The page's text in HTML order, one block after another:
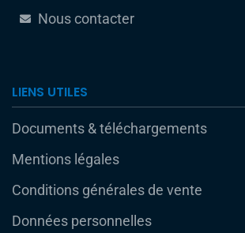
Nous contacter
LIENS UTILES
Documents & téléchargements
Mentions légales
Conditions générales de vente
Données personnelles